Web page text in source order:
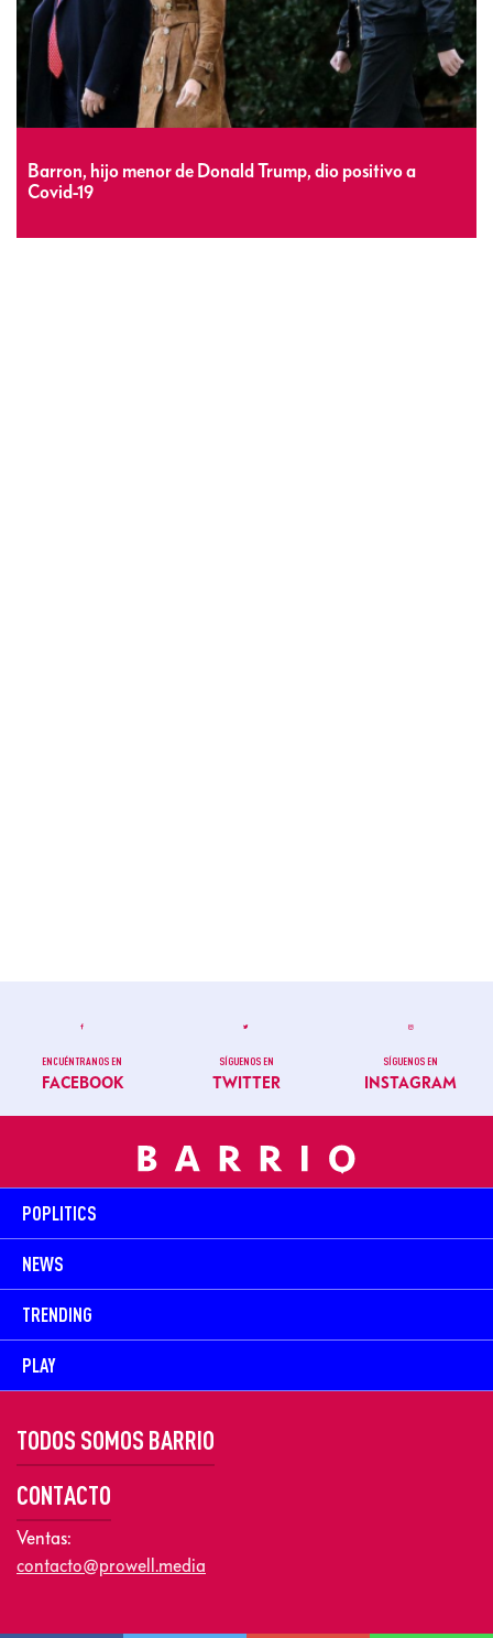
Barron, hijo menor de Donald Trump, dio positivo a
Covid-19
ENCUÉNTRANOS EN
FACEBOOK
SÍGUENOS EN
TWITTER
SÍGUENOS EN
INSTAGRAM
POPLITICS
NEWS
TRENDING
PLAY
TODOS SOMOS BARRIO
CONTACTO
Ventas:
contacto@prowell.media